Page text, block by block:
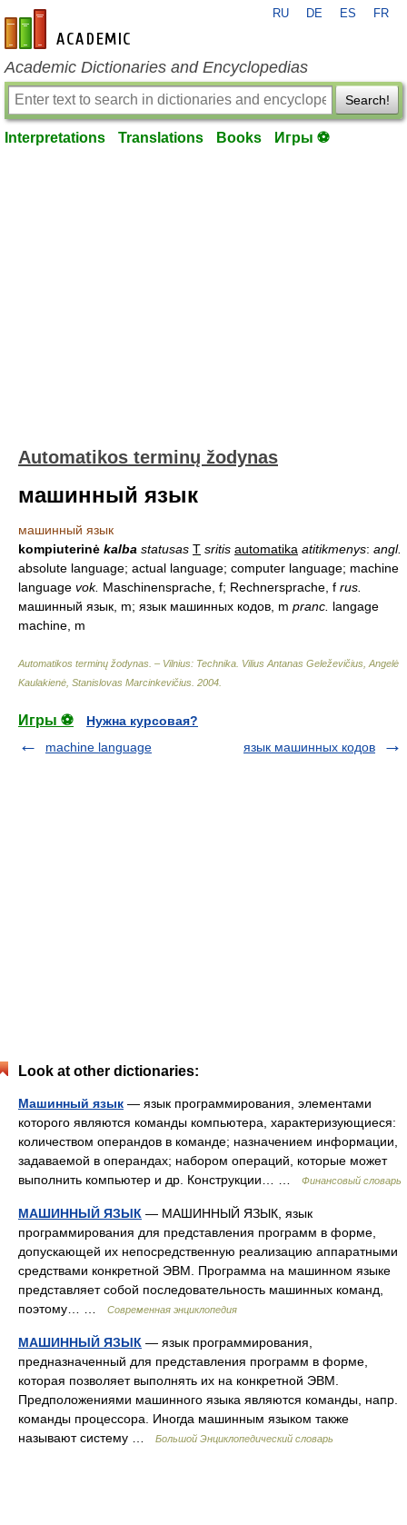
en-academic.com
RU DE ES FR
Academic Dictionaries and Encyclopedias
Search!
Interpretations Translations Books Игры ⚽
Automatikos terminų žodynas
машинный язык
машинный язык
kompiuterinė kalba statusas T sritis automatika atitikmenys: angl.
absolute language; actual language; computer language; machine
language vok. Maschinensprache, f; Rechnersprache, f rus.
машинный язык, m; язык машинных кодов, m pranc. langage
machine, m
Automatikos terminų žodynas. – Vilnius: Technika Vilius Antanas Geleževičius, Angelė
Kaulakienė, Stanislovas Marcinkevičius 2004
Игры ⚽
Нужна курсовая?
machine language
язык машинных кодов
Look at other dictionaries:
Машинный язык — язык программирования, элементами
которого являются команды компьютера, характеризующиеся:
количеством операндов в команде; назначением информации,
задаваемой в операндах; набором операций, которые может
выполнить компьютер и др. Конструкции… …
Финансовый словарь
МАШИННЫЙ ЯЗЫК — МАШИННЫЙ ЯЗЫК, язык
программирования для представления программ в форме,
допускающей их непосредственную реализацию аппаратными
средствами конкретной ЭВМ. Программа на машинном языке
представляет собой последовательность машинных команд,
поэтому… …
Современная энциклопедия
МАШИННЫЙ ЯЗЫК — язык программирования,
предназначенный для представления программ в форме,
которая позволяет выполнять их на конкретной ЭВМ.
Предположениями машинного языка являются команды, напр.
команды процессора. Иногда машинным языком также
называют систему …
Большой Энциклопедический словарь